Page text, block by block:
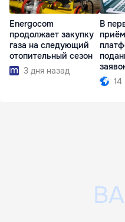
Energocom
продолжает закупку
газа на следующий
отопительный сезон
3 дня назад
В